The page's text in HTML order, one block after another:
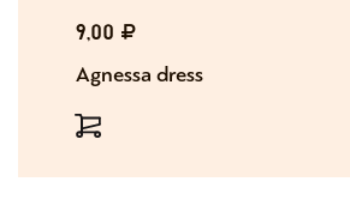
9,00
Agnessa dress